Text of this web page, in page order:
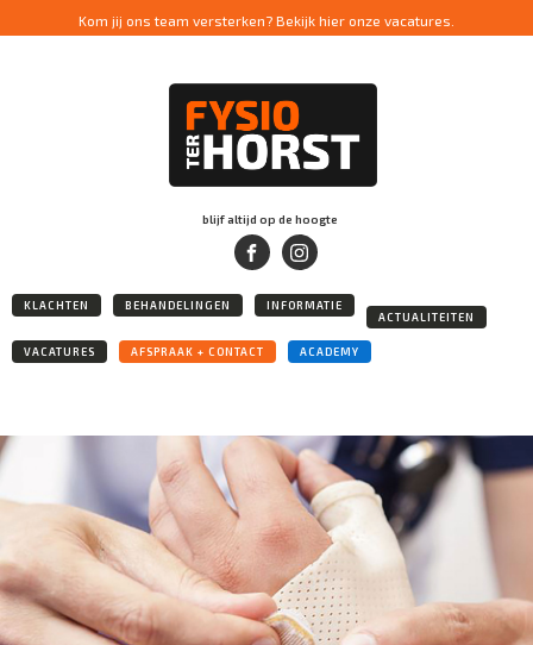
Kom jij ons team versterken? Bekijk hier onze vacatures.
blijf altijd op de hoogte
KLACHTEN BEHANDELINGEN
INFORMATIE
ACTUALITEITEN
VACATURES AFSPRAAK + CONTACT ACADEMY